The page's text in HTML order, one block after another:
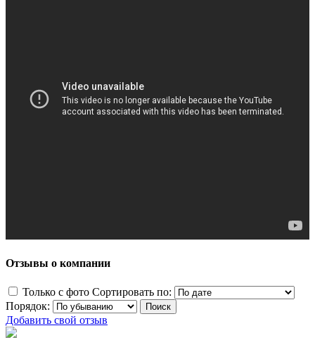
Отзывы о компании
Только с фото Сортировать по:
Порядок:
Добавить свой отзыв